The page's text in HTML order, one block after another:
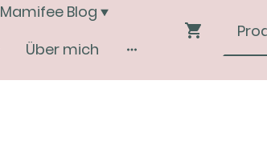
Mamifee Blog
Über mich